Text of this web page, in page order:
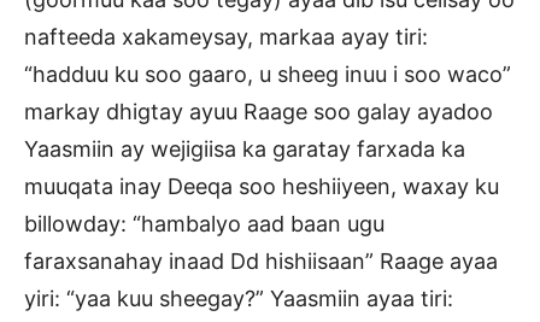
nafteeda xakameysay, markaa ayay tiri:
“hadduu ku soo gaaro, u sheeg inuu i soo waco”
markay dhigtay ayuu Raage soo galay ayadoo
Yaasmiin ay wejigiisa ka garatay farxada ka
muuqata inay Deeqa soo heshiiyeen, waxay ku
billowday: “hambalyo aad baan ugu
faraxsanahay inaad Dd hishiisaan” Raage ayaa
yiri: “yaa kuu sheegay?” Yaasmiin ayaa tiri: